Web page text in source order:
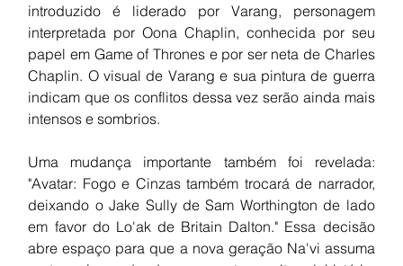
introduzido é liderado por Varang, personagem
interpretada por Oona Chaplin, conhecida por seu
papel em Game of Thrones e por ser neta de Charles
Chaplin. O visual de Varang e sua pintura de guerra
indicam que os conflitos dessa vez serão ainda mais
intensos e sombrios.
Uma mudança importante também foi revelada:
"Avatar: Fogo e Cinzas também trocará de narrador,
deixando o Jake Sully de Sam Worthington de lado
em favor do Lo'ak de Britain Dalton." Essa decisão
abre espaço para que a nova geração Na'vi assuma